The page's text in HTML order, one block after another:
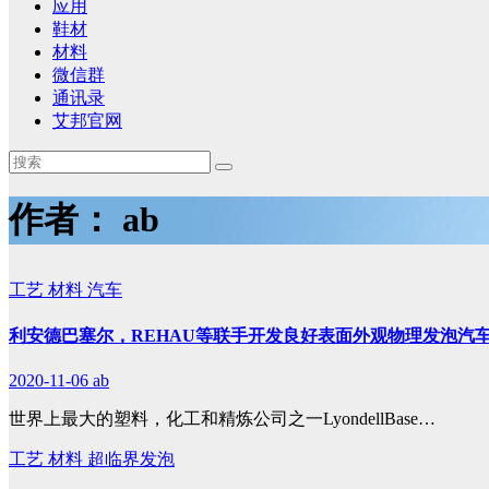
应用
鞋材
材料
微信群
通讯录
艾邦官网
作者： ab
工艺 材料 汽车
利安德巴塞尔，REHAU等联手开发良好表面外观物理发泡汽
2020-11-06 ab
世界上最大的塑料，化工和精炼公司之一LyondellBase…
工艺 材料 超临界发泡